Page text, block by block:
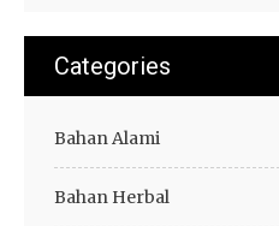
Categories
Bahan Alami
Bahan Herbal